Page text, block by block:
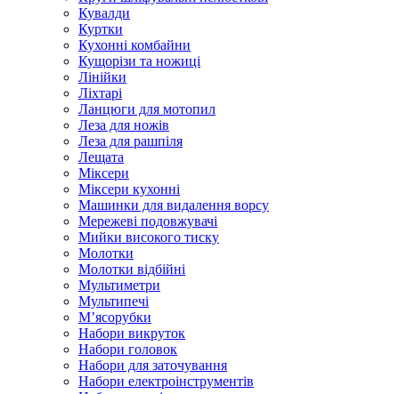
Кувалди
Куртки
Кухонні комбайни
Кущорізи та ножиці
Лінійки
Ліхтарі
Ланцюги для мотопил
Леза для ножів
Леза для рашпіля
Лещата
Міксери
Міксери кухонні
Машинки для видалення ворсу
Мережеві подовжувачі
Мийки високого тиску
Молотки
Молотки відбійні
Мультиметри
Мультипечі
М’ясорубки
Набори викруток
Набори головок
Набори для заточування
Набори електроінструментів